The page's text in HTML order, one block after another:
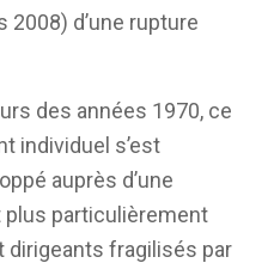
2008) d’une rupture
des années 1970, ce
individuel s’est
auprès d’une
plus particulièrement
dirigeants fragilisés par